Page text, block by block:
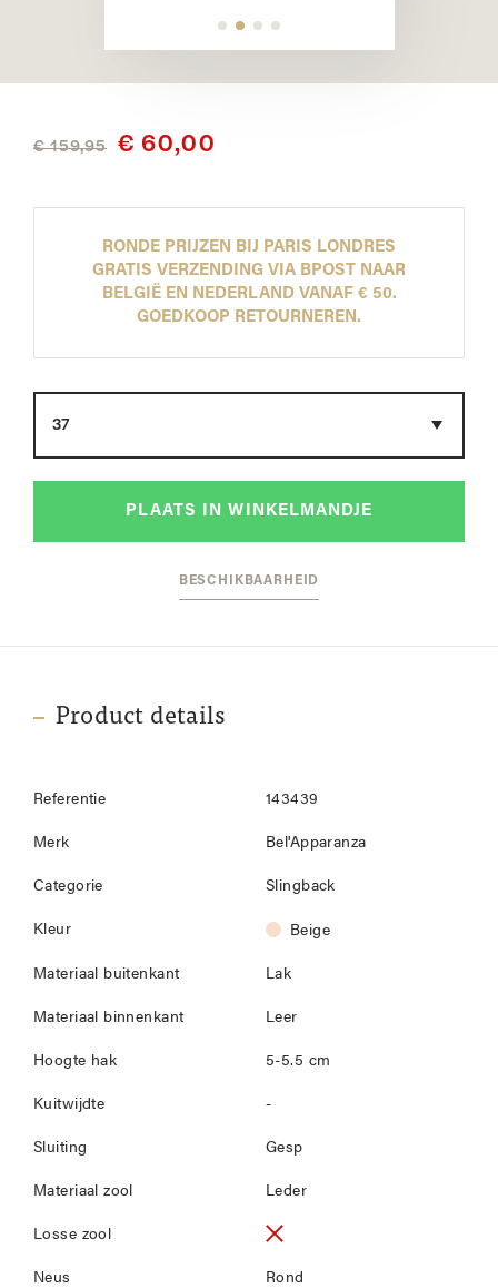
€ 159,95 € 60,00
RONDE PRIJZEN BIJ PARIS LONDRES
GRATIS VERZENDING VIA BPOST NAAR
BELGIË EN NEDERLAND VANAF € 50.
GOEDKOOP RETOURNEREN.
PLAATS IN WINKELMANDJE
BESCHIKBAARHEID
Product details
Referentie 143439
Merk Bel'Apparanza
Categorie Slingback
Kleur Beige
Materiaal buitenkant Lak
Materiaal binnenkant Leer
Hoogte hak 5-5.5 cm
Kuitwijdte -
Sluiting Gesp
Materiaal zool Leder
Losse zool
Neus Rond